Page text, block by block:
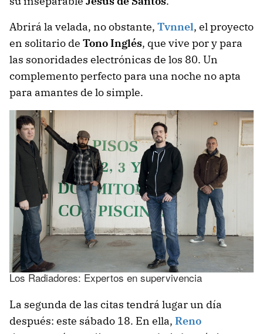
Abrirá la velada, no obstante, Tvnnel, el proyecto
en solitario de Tono Inglés, que vive por y para
las sonoridades electrónicas de los 80. Un
complemento perfecto para una noche no apta
para amantes de lo simple.
Los Radiadores: Expertos en supervivencia
La segunda de las citas tendrá lugar un día
después: este sábado 18. En ella, Reno